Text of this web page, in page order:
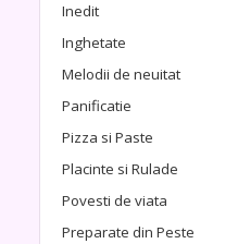
Inedit
Inghetate
Melodii de neuitat
Panificatie
Pizza si Paste
Placinte si Rulade
Povesti de viata
Preparate din Peste